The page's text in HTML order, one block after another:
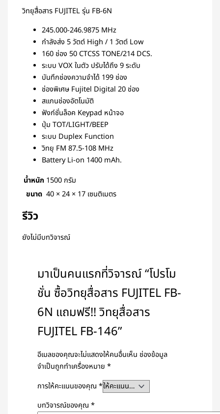
วิทยุสื่อสาร FUJITEL รุ่น FB-6N
245.000-246.9875 MHz
กำลังส่ง 5 วัตต์ High / 1 วัตต์ Low
160 ช่อง 50 CTCSS TONE/214 DCS.
ระบบ VOX ในตัว ปรับได้ถึง 9 ระดับ
บันทึกช่องความจำได้ 199 ช่อง
ช่องพิเศษ Fujitel Digital 20 ช่อง
สแกนช่องอัตโนมัติ
ฟังก์ชั่นล็อค Keypad หน้าจอ
ปุ่ม TOT/LIGHT/BEEP
ระบบ Duplex Function
วิทยุ FM 87.5-108 MHz
Battery Li-on 1400 mAh.
น้ำหนัก 1500 กรัม
ขนาด 40 × 24 × 17 เซนติเมตร
รีวิว
ยังไม่มีบทวิจารณ์
มาเป็นคนแรกที่วิจารณ์ “โปรโม
ชั่น ซื้อวิทยุสื่อสาร FUJITEL FB-
6N แถมฟรี!! วิทยุสื่อสาร
FUJITEL FB-146”
อีเมลของคุณจะไม่แสดงให้คนอื่นเห็น ช่องข้อมูล
จำเป็นถูกทำเครื่องหมาย*
การให้คะแนนของคุณ*
บทวิจารณ์ของคุณ*